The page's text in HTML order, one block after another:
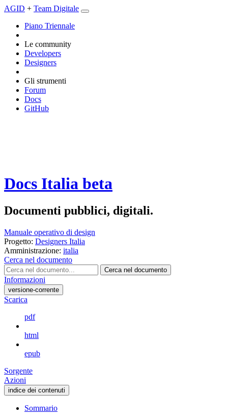
AGID + Team Digitale
Piano Triennale
Le community
Developers
Designers
Gli strumenti
Forum
Docs
GitHub
Docs Italia beta
Documenti pubblici, digitali.
Manuale operativo di design
Progetto: Designers Italia
Amministrazione: italia
Cerca nel documento
Cerca nel documento
Informazioni
versione-corrente
Scarica
pdf
html
epub
Sorgente
Azioni
indice dei contenuti
Sommario